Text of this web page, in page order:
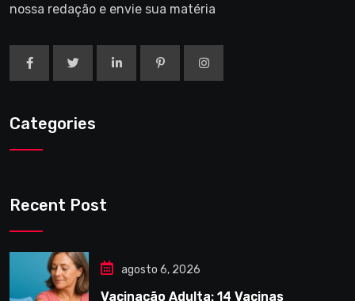
nossa redação e envie sua matéria
Categories
Recent Post
agosto 6, 2026
Vacinação Adulta: 14 Vacinas